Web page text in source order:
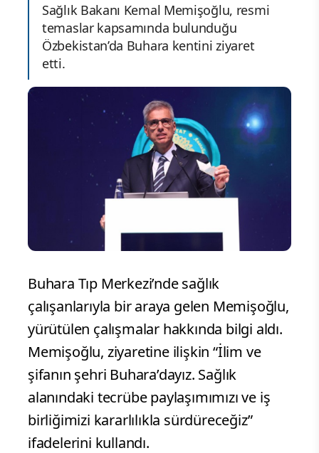
Sağlık Bakanı Kemal Memişoğlu, resmi
temaslar kapsamında bulunduğu
Özbekistan’da Buhara kentini ziyaret
etti.
Buhara Tıp Merkezi’nde sağlık
çalışanlarıyla bir araya gelen Memişoğlu,
yürütülen çalışmalar hakkında bilgi aldı.
Memişoğlu, ziyaretine ilişkin “İlim ve
şifanın şehri Buhara’dayız. Sağlık
alanındaki tecrübe paylaşımımızı ve iş
birliğimizi kararlılıkla sürdüreceğiz”
ifadelerini kullandı.